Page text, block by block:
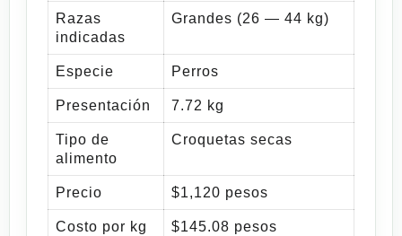
Razas
indicadas
Grandes (26 — 44 kg)
Especie Perros
Presentación 7.72 kg
Tipo de
alimento
Croquetas secas
Precio $1,120 pesos
Costo por kg $145.08 pesos